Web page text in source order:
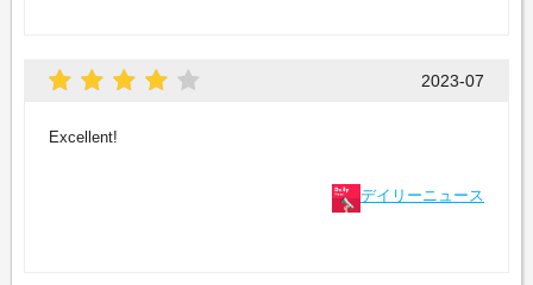
2023-07
Excellent!
デイリーニュース